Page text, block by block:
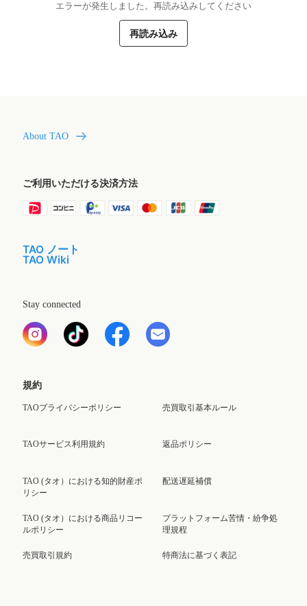
エラーが発生しました。再読み込みしてください
再読み込み
About TAO
ご利用いただける決済方法
TAO ノート
TAO Wiki
Stay connected
規約
TAOプライバシーポリシー
TAOサービス利用規約
TAO (タオ）における知的財産ポ
リシー
TAO (タオ）における商品リコー
ルポリシー
売買取引規約
売買取引基本ルール
返品ポリシー
配送遅延補償
プラットフォーム苦情・紛争処
理規程
特商法に基づく表記